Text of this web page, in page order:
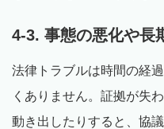
4-3. 事態の悪化や長
法律トラブルは時間の経
くありません。証拠が失
動き出したりすると、協